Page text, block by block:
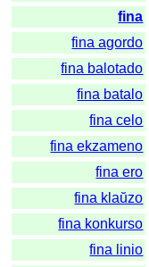
fina
fina agordo
fina balotado
fina batalo
fina celo
fina ekzameno
fina ero
fina klaŭzo
fina konkurso
fina linio